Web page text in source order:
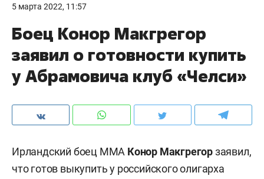
5 марта 2022, 11:57
Боец Конор Макгрегор
заявил о готовности купить
у Абрамовича клуб «Челси»
Ирландский боец ММА Конор Макгрегорзаявил,
что готов выкупить у российского олигарха